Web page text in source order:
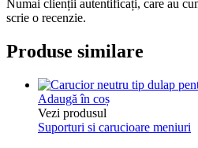
Numai clienții autentificați, care au
scrie o recenzie.
Produse similare
Adaugă în coș
Vezi produsul
Suporturi si carucioare meniuri